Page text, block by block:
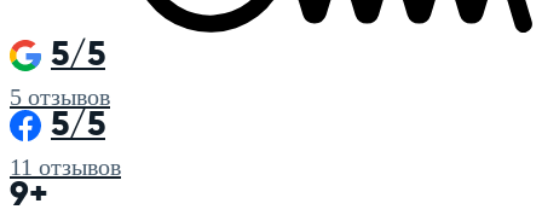
5/5
5 отзывов
5/5
11 отзывов
9+